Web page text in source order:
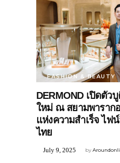
FASHION & BEAUTY
DERMOND เปิดตั
ใหม่ ณ สยามพาราก
แห่งความสำเร็จ ไฟ
ไทย
by
July 9, 2025